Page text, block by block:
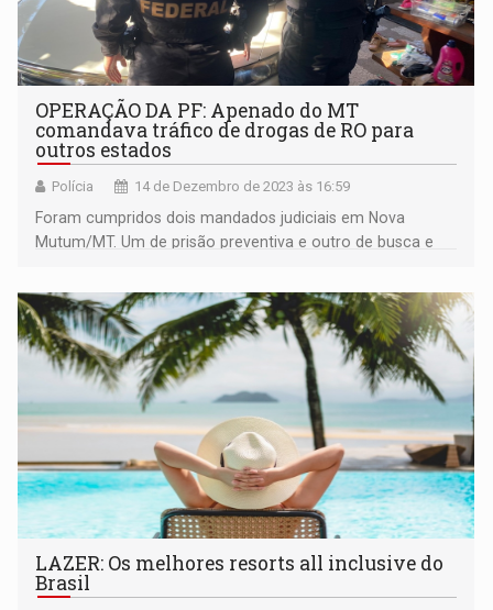
OPERAÇÃO DA PF: Apenado do MT
comandava tráfico de drogas de RO para
outros estados
Polícia 14 de Dezembro de 2023 às 16:59
Foram cumpridos dois mandados judiciais em Nova
Mutum/MT. Um de prisão preventiva e outro de busca e
LAZER: Os melhores resorts all inclusive do
Brasil